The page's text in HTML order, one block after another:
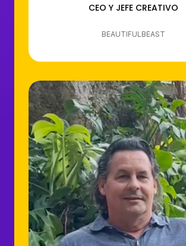
CEO Y JEFE CREATIVO
BEAUTIFULBEAST